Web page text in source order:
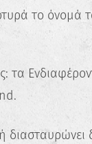
το όνομά
τα